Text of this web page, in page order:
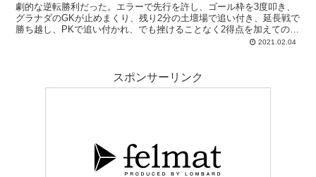
劇的な逆転勝利だった。エラーで先行を許し、ゴール枠を3度叩き、
グラナダのGKが止めまくり、残り2分の土壇場で追い付き、延長戦で
勝ち越し、PKで追い付かれ、でも挫けることなく2得点を加えての勝
利（3-5）―。何シーズンに一度であろう興奮の試合を制し、見事コ
ゲーム。見る方も疲れたが、久々に叫んでしまう試合だった。グリー
ズマン、メッシ、アルバ、グッジョブ。
2021.02.04
スポンサーリンク